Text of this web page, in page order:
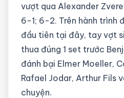
vượt qua Alexander
6-1; 6-2. Trên hành trình
đầu tiên tại đây, tay vợt
thua đúng 1 set trước
đánh bại Elmer Moeller,
Rafael Jodar, Arthur Fils
chuyện.